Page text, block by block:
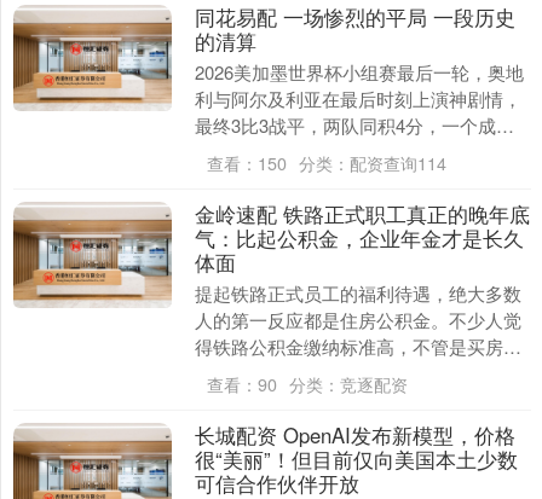
同花易配 一场惨烈的平局 一段历史
的清算
2026美加墨世界杯小组赛最后一轮，奥地
利与阿尔及利亚在最后时刻上演神剧情，
最终3比3战平，两队同积4分，一个成为
小组第二，另一个挤进最好小组第三的前
八名，携手....
查看： 150 分类： 配资查询114
金岭速配 铁路正式职工真正的晚年底
气：比起公积金，企业年金才是长久
体面
提起铁路正式员工的福利待遇，绝大多数
人的第一反应都是住房公积金。不少人觉
得铁路公积金缴纳标准高，不管是买房还
贷、租房居住，还是房屋维修，都能随时
取用，是实打实看....
查看： 90 分类： 竞逐配资
长城配资 OpenAI发布新模型，价格
很“美丽”！但目前仅向美国本土少数
可信合作伙伴开放